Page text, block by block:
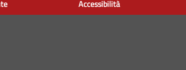
Accessibilità